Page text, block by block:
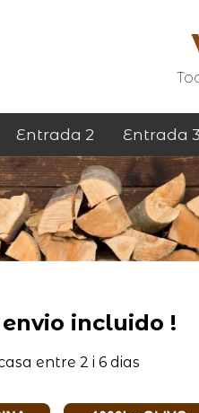
Entrada 2 Entrada 3
incluido !
entre 2 i 6 dias